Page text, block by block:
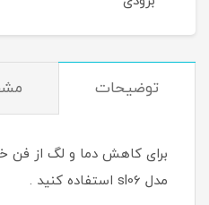
توضیحات
برای کاهش دما و لگ از فن
مدل sl06 استفاده کنید .